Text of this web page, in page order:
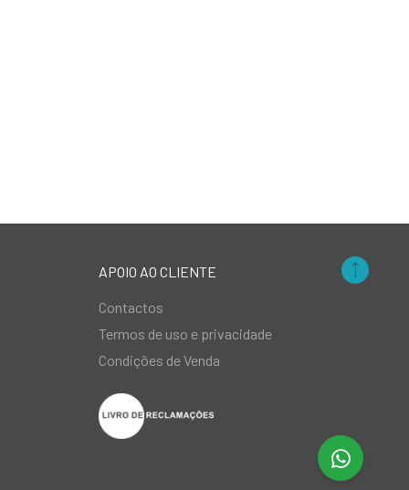
APOIO AO CLIENTE
Contactos
Termos de uso e privacidade
Condições de Venda